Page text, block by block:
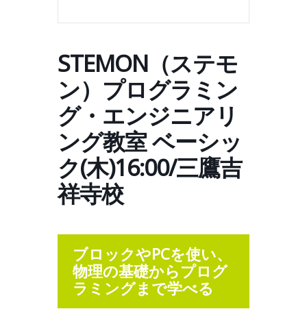
STEMON（ステモ
ン）プログラミン
グ・エンジニアリ
ング教室 ベーシッ
ク(木)16:00/三鷹吉
祥寺校
ブロックやPCを使い、
物理の基礎からプログ
ラミングまで学べる